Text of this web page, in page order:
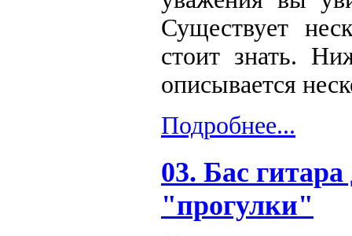
Существует
стоит знать.
описывается
Подробнее...
03. Бас
"прогулки"